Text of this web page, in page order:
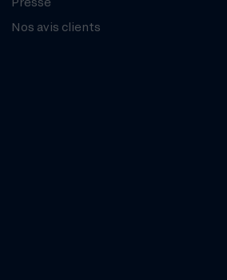
Nos avis clients